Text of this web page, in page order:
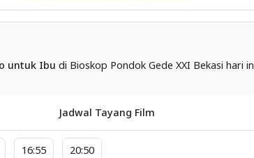
untuk Ibu di Bioskop Pondok Gede XXI Bekasi hari
Jadwal Tayang Film
16:55 20:50